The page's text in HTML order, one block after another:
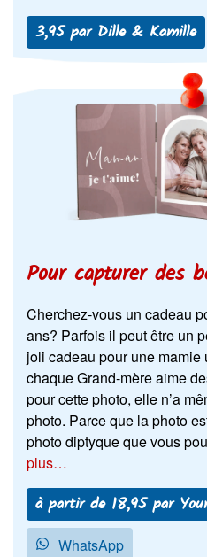
3,95 par Dille & Kamille
Pour capturer des
Cherchez-vous un cadeau
ans? Parfois il peut être un
joli cadeau pour une mamie
chaque Grand-mère aime
pour cette photo, elle n’a
photo. Parce que la photo
photo diptyque que vous
plus…
à partir de 18,95 par
WhatsApp